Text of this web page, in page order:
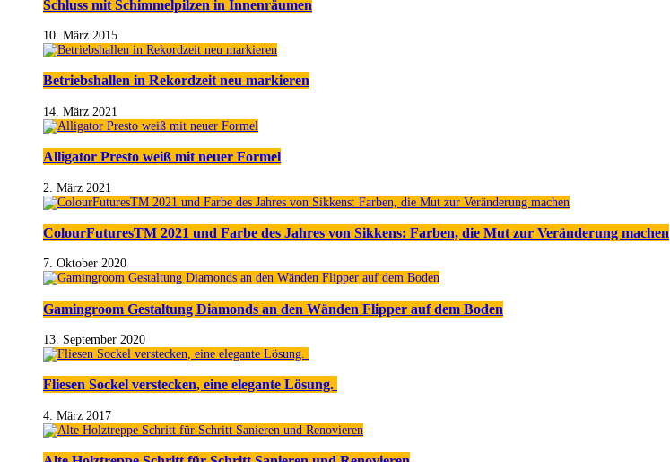
Schluss mit Schimmelpilzen in Innenräumen
10. März 2015
Betriebshallen in Rekordzeit neu markieren
14. März 2021
Alligator Presto weiß mit neuer Formel
2. März 2021
ColourFuturesTM 2021 und Farbe des Jahres von Sikkens: Farben, die Mut zur Veränderung machen
7. Oktober 2020
Gamingroom Gestaltung Diamonds an den Wänden Flipper auf dem Boden
13. September 2020
Fliesen Sockel verstecken, eine elegante Lösung.
4. März 2017